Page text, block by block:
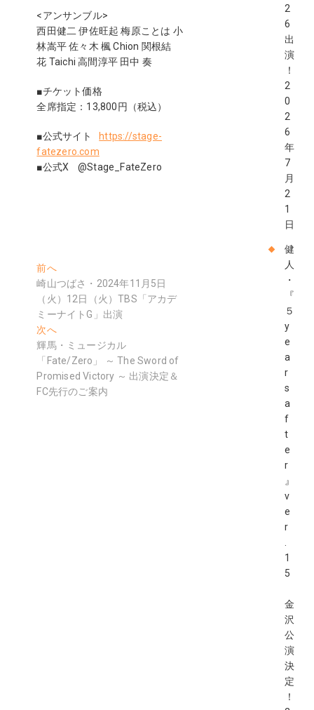
<アンサンブル>
西田健二 伊佐旺起 梅原ことは 小
林嵩平 佐々木 楓 Chion 関根結
花 Taichi 高間淳平 田中 奏
■チケット価格
全席指定：13,800円（税込）
■公式サイト
https://stage-
fatezero.com
■公式X @Stage_FateZero
投
稿
ナ
ビ
ゲ
ー
前へ過
去
の
投
稿:
崎山つばさ・2024年11月5日
（火）12日（火）TBS「アカデ
ミーナイトG」出演
次へ次
の
投
稿:
輝馬・ミュージカル
「Fate/Zero」 ～ The Sword of
Promised Victory ～ 出演決定＆
FC先行のご案内
2
6
出
演
！
2
0
2
6
年
7
月
2
1
日
健
人
・
『
５
y
e
a
r
s
a
f
t
e
r
』
v
e
r
.
1
5
金
沢
公
演
決
定
！